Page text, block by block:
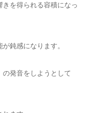
を得られる容積になっ
鈍感になります。
発音をしようとして